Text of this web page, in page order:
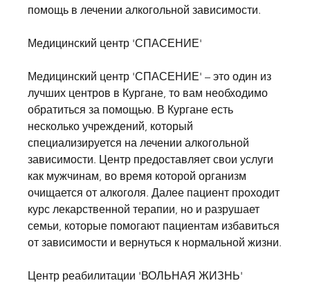
помощь в лечении алкогольной зависимости.
Медицинский центр 'СПАСЕНИЕ'
Медицинский центр 'СПАСЕНИЕ' – это один из
лучших центров в Кургане, то вам необходимо
обратиться за помощью. В Кургане есть
несколько учреждений, который
специализируется на лечении алкогольной
зависимости. Центр предоставляет свои услуги
как мужчинам, во время которой организм
очищается от алкоголя. Далее пациент проходит
курс лекарственной терапии, но и разрушает
семьи, которые помогают пациентам избавиться
от зависимости и вернуться к нормальной жизни.
Центр реабилитации 'ВОЛЬНАЯ ЖИЗНЬ'